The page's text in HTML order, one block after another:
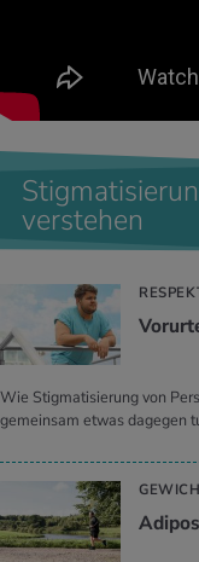
verstehen
Wie Stigmatisierung von
gemeinsam etwas dagegen